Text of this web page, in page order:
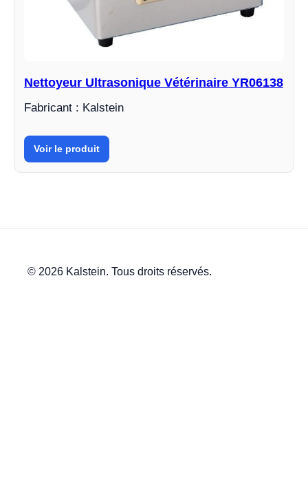
Nettoyeur Ultrasonique Vétérinaire YR06138
Fabricant : Kalstein
Voir le produit
© 2026 Kalstein. Tous droits réservés.